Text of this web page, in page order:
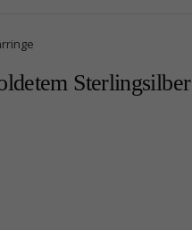
Sterlingsilber